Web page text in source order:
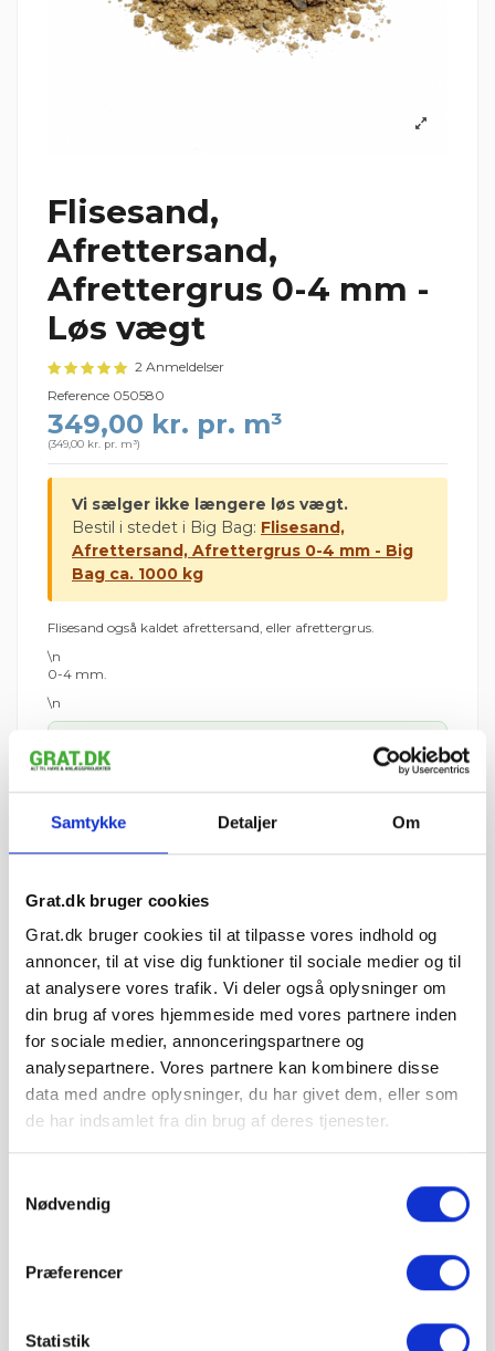
Samtykke Detaljer Om
Grat.dk bruger cookies
Grat.dk bruger cookies til at tilpasse vores indhold og
annoncer, til at vise dig funktioner til sociale medier og til
at analysere vores trafik. Vi deler også oplysninger om
din brug af vores hjemmeside med vores partnere inden
for sociale medier, annonceringspartnere og
analysepartnere. Vores partnere kan kombinere disse
data med andre oplysninger, du har givet dem, eller som
de har indsamlet fra din brug af deres tjenester.
Nødvendig
Præferencer
Statistik
Flisesand,
Afrettersand,
Afrettergrus 0-4 mm -
Løs vægt
2 Anmeldelser
Reference 050580
349,00 kr. pr. m³
(349,00 kr. pr. m³)
Vi sælger ikke længere løs vægt.
Bestil i stedet i Big Bag: Flisesand,
Afrettersand, Afrettergrus 0-4 mm - Big
Bag ca. 1000 kg
Flisesand også kaldet afrettersand, eller afrettergrus.
\n
0-4 mm.
\n
1 m³
I ALT 349,00 kr. inkl. moms
📦 Forventet levering:tir 11. august – man 17.
august
i
august)
Leveringsdato kan ikke vælges
m³
pris 349,00 kr.
Inkl. moms
Læg i kurv
Prisen er pr. m³.
Det er billigere at købe flisesand 0-4 mm i
Big Bags, hvis du skal bruge mindre end 5 m³.
Køb i 500 kg Big Bag